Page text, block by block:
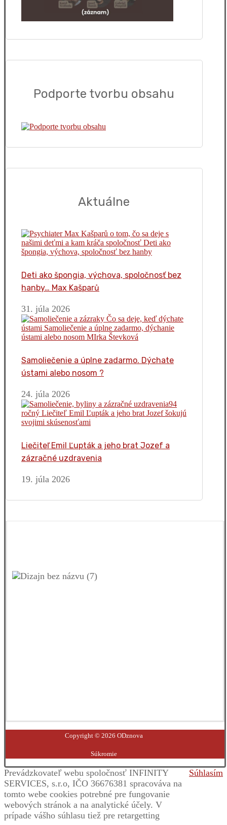
Podporte tvorbu obsahu
Aktuálne
Deti ako špongia, výchova, spoločnosť bez
hanby… Max Kašparů
31. júla 2026
Samoliečenie a úplne zadarmo. Dýchate
ústami alebo nosom ?
24. júla 2026
Liečiteľ Emil Ľupták a jeho brat Jozef a
zázračné uzdravenia
19. júla 2026
Copyright © 2026 ODznova
Súkromie
Prevádzkovateľ webu spoločnosť INFINITY
SERVICES, s.r.o, IČO 36676381 spracováva na
tomto webe cookies potrebné pre fungovanie
webových stránok a na analytické účely. V
prípade vášho súhlasu tiež pre retargetting
Súhlasím